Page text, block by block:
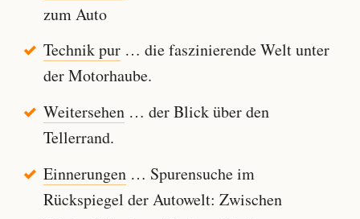
zum Auto
Technik pur… die faszinierende Welt unter
der Motorhaube.
Weitersehen… der Blick über den
Tellerrand.
Einnerungen… Spurensuche im
Rückspiegel der Autowelt: Zwischen